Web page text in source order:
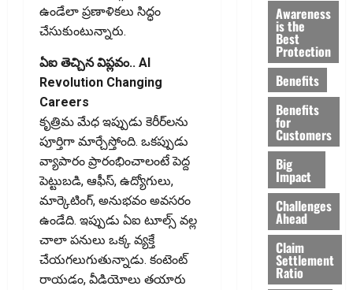
ఉండేలా ప్రణాళికలు సిద్ధం
చేసుకుంటున్నారు.
ఏఐ తెచ్చిన విప్లవం.. AI
Revolution Changing
Careers
కృత్రిమ మేధ ఇప్పుడు కెరీర్‌లను
పూర్తిగా మార్చేస్తోంది. ఒకప్పుడు
వ్యాపారం ప్రారంభించాలంటే పెద్ద
పెట్టుబడి, ఆఫీస్‌, ఉద్యోగులు,
మార్కెటింగ్‌, అనుభవం అవసరం
ఉండేది. ఇప్పుడు ఏఐ టూల్స్‌ వల్ల
చాలా పనులు ఒక్క వ్యక్తే
చేయగలుగుతున్నాడు. కంటెంట్‌
రాయడం, వీడియోలు తయారు
Awareness
is the
Best
Protection
Benefits
Benefits
for
Customers
Big
Impact
Challenges
Ahead
Claim
Settlement
Ratio